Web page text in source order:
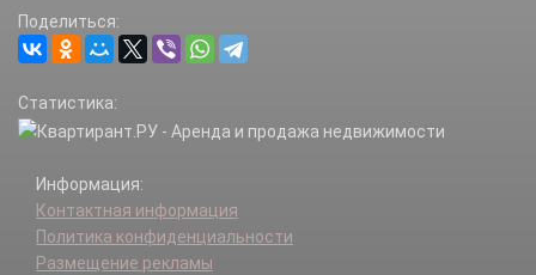
Поделиться:
Статистика:
Информация:
Контактная информация
Политика конфиденциальности
Размещение рекламы